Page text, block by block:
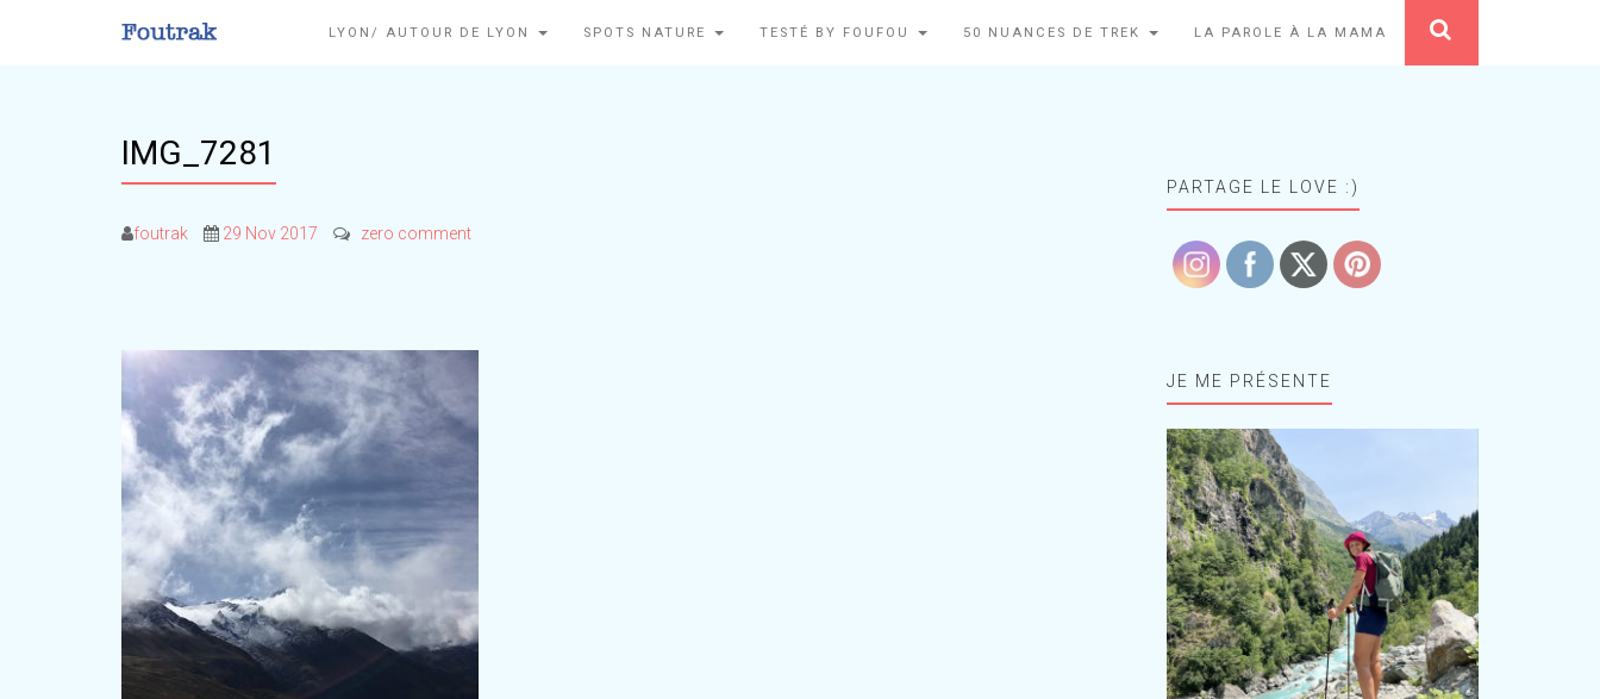
LYON/ AUTOUR DE LYON SPOTS NATURE TESTÉ BY FOUFOU 50 NUANCES DE TREK LA PAROLE À LA MAMA
IMG_7281
foutrak 29 Nov 2017 zero comment
PARTAGE LE LOVE :)
JE ME PRÉSENTE